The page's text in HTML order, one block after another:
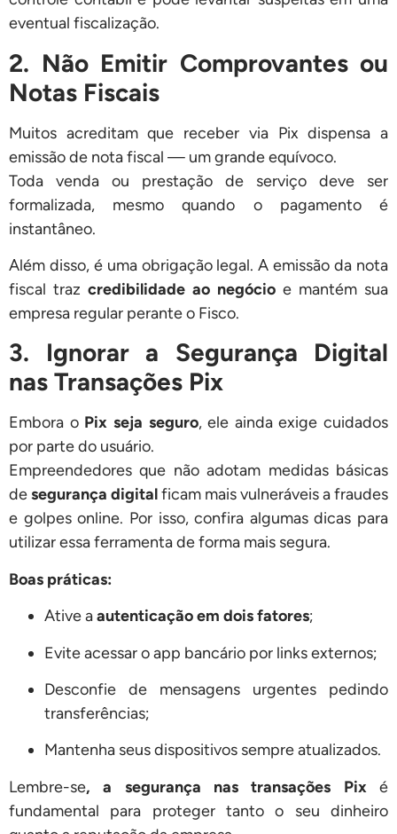
eventual fiscalização.
2. Não Emitir Comprovantes ou
Notas Fiscais
Muitos acreditam que receber via Pix dispensa a
emissão de nota fiscal — um grande equívoco.
Toda venda ou prestação de serviço deve ser
formalizada, mesmo quando o pagamento é
instantâneo.
Além disso, é uma obrigação legal. A emissão da nota
fiscal traz credibilidade ao negócio e mantém sua
empresa regular perante o Fisco.
3. Ignorar a Segurança Digital
nas Transações Pix
Embora o Pix seja seguro, ele ainda exige cuidados
por parte do usuário.
Empreendedores que não adotam medidas básicas
desegurança digitalficam mais vulneráveis a fraudes
e golpes online. Por isso, confira algumas dicas para
utilizar essa ferramenta de forma mais segura.
Boas práticas:
Ative aautenticação em dois fatores;
Evite acessar o app bancário por links externos;
Desconfie de mensagens urgentes pedindo
transferências;
Mantenha seus dispositivos sempre atualizados.
Lembre-se, a segurança nas transações Pixé
fundamental para proteger tanto o seu dinheiro